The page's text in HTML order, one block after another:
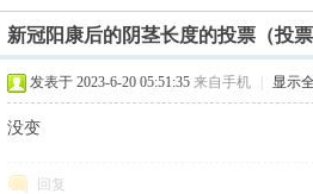
›
新冠阳康后的阴茎长度的投票（投
发表于 2023-6-20 05:51:35 来自手机 显示
没变
回复